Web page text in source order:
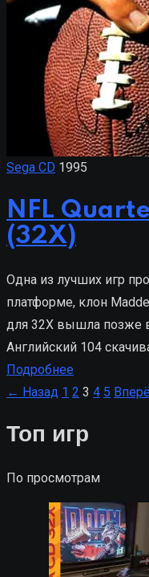
Sega CD 1995
NFL
(32X)
Одна из лучших игр
платформе, клон
для 32X вышла позже
Английский 104
Подробнее
Пагинация
← Назад 1 2 3 4 5
Топ игр
По просмотрам